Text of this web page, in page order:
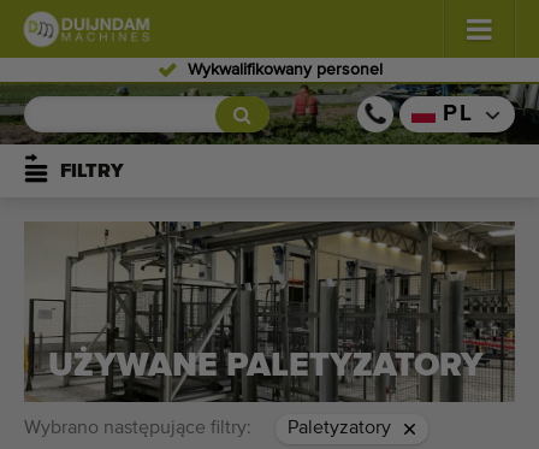
Wykwalifikowany personel
Kwiaty i rośliny
Warzywa polowe
Warzywa szklarniowe (347)
(333)
Przenośniki (443)
Sprzedaj swoją maszynę!
PL
FILTRY
UŻYWANE PALETYZATORY
Wybrano następujące filtry: Paletyzatory